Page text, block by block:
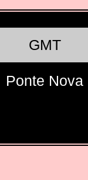
GMT
Ponte Nova